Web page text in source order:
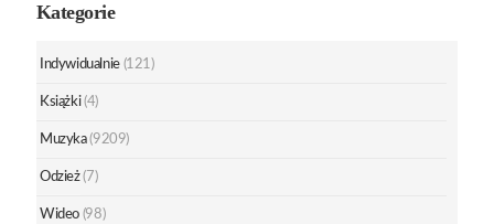
Kategorie
Indywidualnie (121)
Książki (4)
Muzyka (9209)
Odzież (7)
Wideo (98)